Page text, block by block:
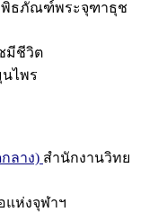
ธภัณฑ์พระจุฑาธุช
ชีวิต
ไพร
ลาง) สำนักงานวิทย
แห่งจุฬาฯ